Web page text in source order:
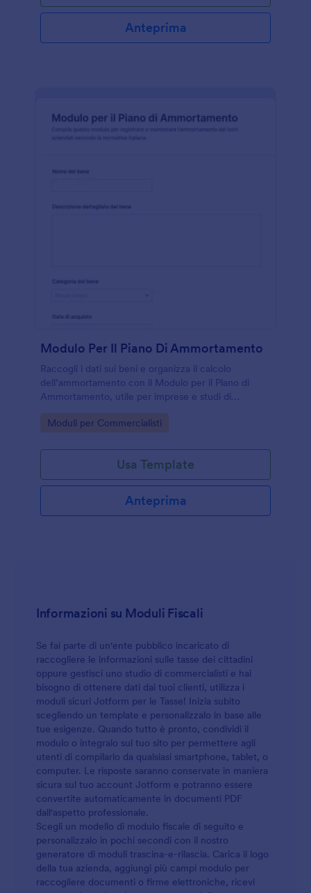
Anteprima
Modulo Per Il Piano Di Ammortamento
Raccogli i dati sui beni e organizza il calcolo
dell’ammortamento con il Modulo per il Piano di
Ammortamento, utile per imprese e studi di
ogni risposta in modo ordinato.
Go to Category:
Moduli per Commercialisti
Usa Template
Anteprima
Informazioni su Moduli Fiscali
Se fai parte di un'ente pubblico incaricato di
raccogliere le informazioni sulle tasse dei cittadini
oppure gestisci uno studio di commercialisti e hai
bisogno di ottenere dati dai tuoi clienti, utilizza i
moduli sicuri Jotform per le Tasse! Inizia subito
scegliendo un template e personalizzalo in base alle
tue esigenze. Quando tutto è pronto, condividi il
modulo o integralo sul tuo sito per permettere agli
utenti di compilarlo da qualsiasi smartphone, tablet, o
computer. Le risposte saranno conservate in maniera
sicura sul tuo account Jotform e potranno essere
convertite automaticamente in documenti PDF
dall'aspetto professionale.
Scegli un modello di modulo fiscale di seguito e
personalizzalo in pochi secondi con il nostro
generatore di moduli trascina-e-rilascia. Carica il logo
della tua azienda, aggiungi più campi modulo per
raccogliere documenti o firme elettroniche, ricevi